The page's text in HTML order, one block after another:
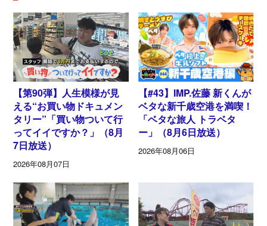
【第90弾】人生模様が見
える“お買い物ドキュメン
タリー”「買い物ついて行
ってイイですか？」（8月
7日放送）
2026年08月07日
【#43】IMP.佐藤 新くんが
ベタな新千歳空港を満喫！
「ベタな旅人 トラベタ
ー」（8月6日放送）
2026年08月06日